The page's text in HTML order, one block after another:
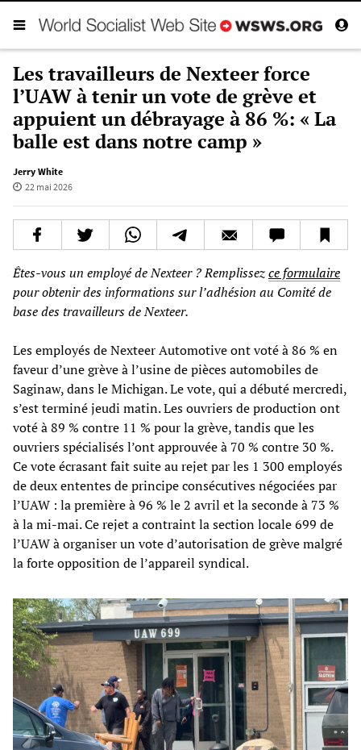
Les travailleurs de Nexteer force
l’UAW à tenir un vote de grève et
appuient un débrayage à 86 %: « La
balle est dans notre camp »
Jerry White
22 mai 2026
Êtes-vous un employé de Nexteer ? Remplissezce formulaire
pour obtenir des informations sur l’adhésion au Comité de
base des travailleurs de Nexteer.
Les employés de Nexteer Automotive ont voté à 86 % en
faveur d’une grève à l’usine de pièces automobiles de
Saginaw, dans le Michigan. Le vote, qui a débuté mercredi,
s’est terminé jeudi matin. Les ouvriers de production ont
voté à 89 % contre 11 % pour la grève, tandis que les
ouvriers spécialisés l’ont approuvée à 70 % contre 30 %.
Ce vote écrasant fait suite au rejet par les 1 300 employés
de deux ententes de principe consécutives négociées par
l’UAW : la première à 96 % le 2 avril et la seconde à 73 %
à la mi-mai. Ce rejet a contraint la section locale 699 de
l’UAW à organiser un vote d’autorisation de grève malgré
la forte opposition de l’appareil syndical.